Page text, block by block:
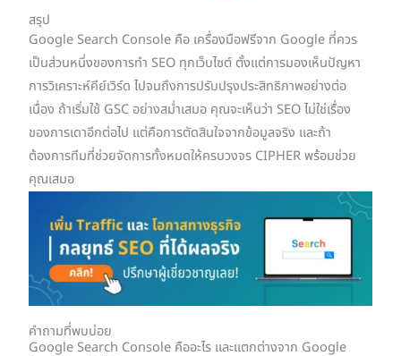
สรุป
Google Search Console คือ เครื่องมือฟรีจาก Google ที่ควร
เป็นส่วนหนึ่งของการทำ SEO ทุกเว็บไซต์ ตั้งแต่การมองเห็นปัญหา
การวิเคราะห์คีย์เวิร์ด ไปจนถึงการปรับปรุงประสิทธิภาพอย่างต่อ
เนื่อง ถ้าเริ่มใช้ GSC อย่างสม่ำเสมอ คุณจะเห็นว่า SEO ไม่ใช่เรื่อง
ของการเดาอีกต่อไป แต่คือการตัดสินใจจากข้อมูลจริง และถ้า
ต้องการทีมที่ช่วยจัดการทั้งหมดให้ครบวงจร CIPHER พร้อมช่วย
คุณเสมอ
คำถามที่พบบ่อย
Google Search Console คืออะไร และแตกต่างจาก Google